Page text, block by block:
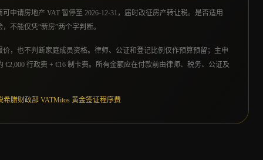
申请房地产 VAT 暂停至 2026-12-31，届时改征房产转让税。是否适用
不能仅凭“新房”两个字判断。
，也不判断家庭成员资格。律师、公证和登记比例仅作预算预留；主申
€2,000 行政费 + €16 制卡费。所有金额应在付款前由律师、税务、公证及
希腊财政部 VATMitos 黄金签证程序费